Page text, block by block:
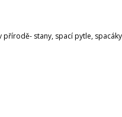
stany, spací pytle,